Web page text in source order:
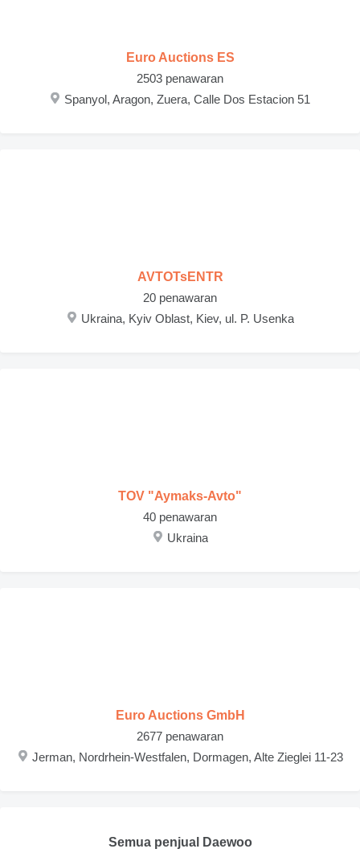
Euro Auctions ES
2503 penawaran
Spanyol, Aragon, Zuera, Calle Dos Estacion 51
AVTOTsENTR
20 penawaran
Ukraina, Kyiv Oblast, Kiev, ul. P. Usenka
TOV "Aymaks-Avto"
40 penawaran
Ukraina
Euro Auctions GmbH
2677 penawaran
Jerman, Nordrhein-Westfalen, Dormagen, Alte Zieglei 11-23
Semua penjual Daewoo